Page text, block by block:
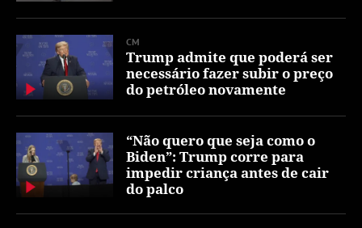
CM
Trump admite que poderá ser
necessário fazer subir o preço
do petróleo novamente
“Não quero que seja como o
Biden”: Trump corre para
impedir criança antes de cair
do palco